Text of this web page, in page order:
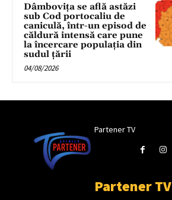
Dâmbovița se află astăzi
sub Cod portocaliu de
caniculă, într-un episod de
căldură intensă care pune
la încercare populația din
sudul țării
04/08/2026
Partener TV
Partener TV